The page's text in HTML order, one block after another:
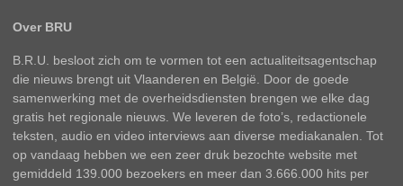
Over BRU
B.R.U. besloot zich om te vormen tot een actualiteitsagentschap
die nieuws brengt uit Vlaanderen en België. Door de goede
samenwerking met de overheidsdiensten brengen we elke dag
gratis het regionale nieuws. We leveren de foto’s, redactionele
teksten, audio en video interviews aan diverse mediakanalen. Tot
op vandaag hebben we een zeer druk bezochte website met
gemiddeld 139.000 bezoekers en meer dan 3.666.000 hits per